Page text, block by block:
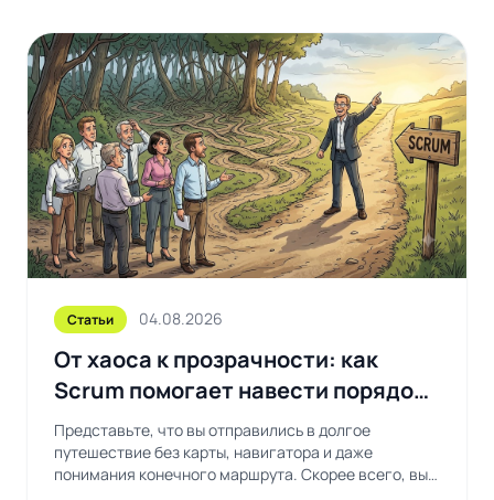
Статьи 04.08.2026
От хаоса к прозрачности: как
Scrum помогает навести порядок
в рабочих процессах
Представьте, что вы отправились в долгое
путешествие без карты, навигатора и даже
понимания конечного маршрута. Скорее всего, вы